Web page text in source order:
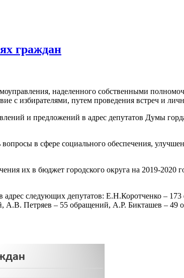
граждан
наделенного собственными
с избирателями, путем проведения встреч и
и предложений в адрес депутатов Думы
в сфере социального обеспечения,
их в бюджет городского округа на 2019-2020
адрес следующих депутатов: Е.Н.Коротченко –
Петряев – 55 обращений, А.Р. Бикташев –